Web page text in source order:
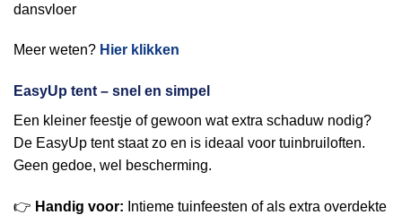
dansvloer
Meer weten? Hier klikken
EasyUp tent – snel en simpel
Een kleiner feestje of gewoon wat extra schaduw nodig?
De EasyUp tent staat zo en is ideaal voor tuinbruiloften.
Geen gedoe, wel bescherming.
👉 Handig voor: Intieme tuinfeesten of als extra overdekte